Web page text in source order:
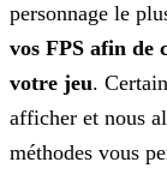
personnage le
vos FPS afin de
votre jeu.
afficher et nous
méthodes vous